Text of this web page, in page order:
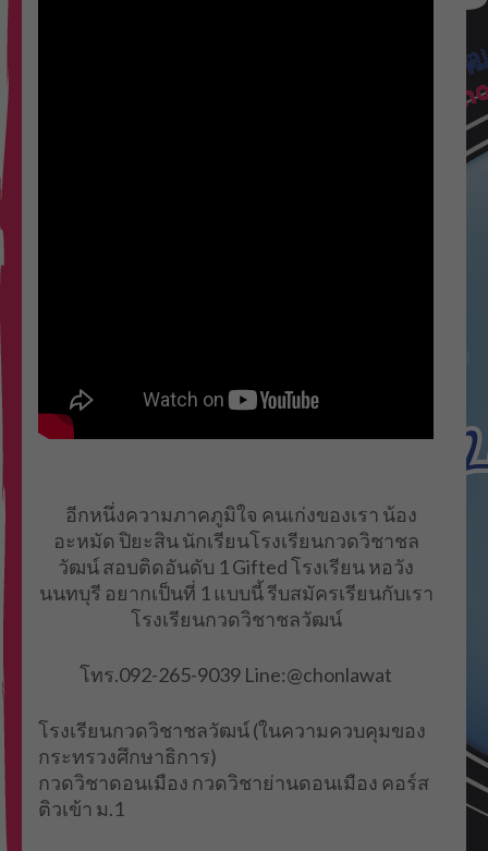
อีกหนึ่งความภาคภูมิใจ คนเก่งของเรา น้อง
อะหมัด ปิยะสิน นักเรียนโรงเรียนกวดวิชาชล
วัฒน์ สอบติดอันดับ 1 Gifted โรงเรียน หอวัง
นนทบุรี อยากเป็นที่ 1 แบบนี้ รีบสมัครเรียนกับเรา
โรงเรียนกวดวิชาชลวัฒน์
โทร.092-265-9039 Line:@chonlawat
โรงเรียนกวดวิชาชลวัฒน์ (ในความควบคุมของ
กระทรวงศึกษาธิการ)
กวดวิชาดอนเมือง กวดวิชาย่านดอนเมือง คอร์ส
ติวเข้า ม.1